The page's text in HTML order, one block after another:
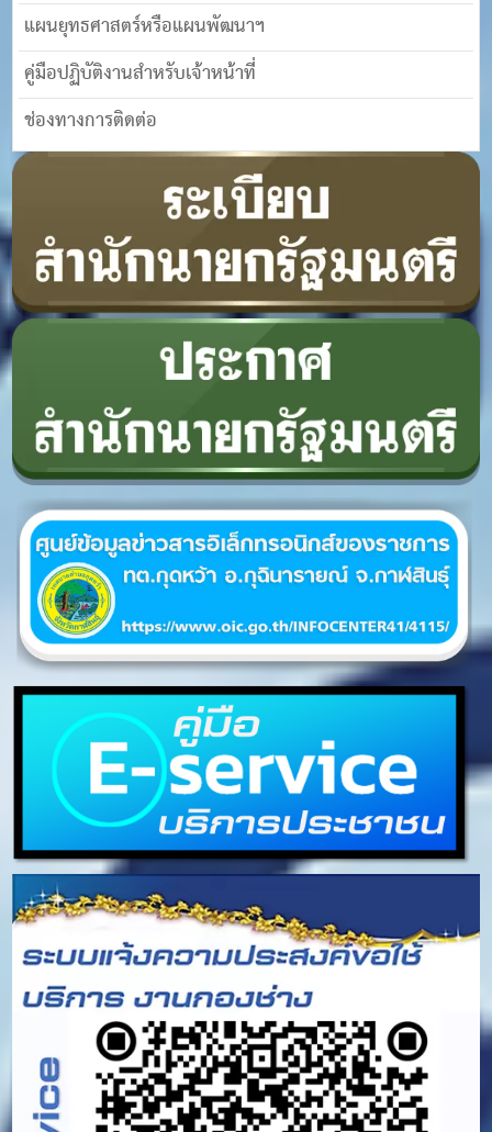
แผนยุทธศาสตร์หรือแผนพัฒนาฯ
คู่มือปฏิบัติงานสำหรับเจ้าหน้าที่
ช่องทางการติดต่อ